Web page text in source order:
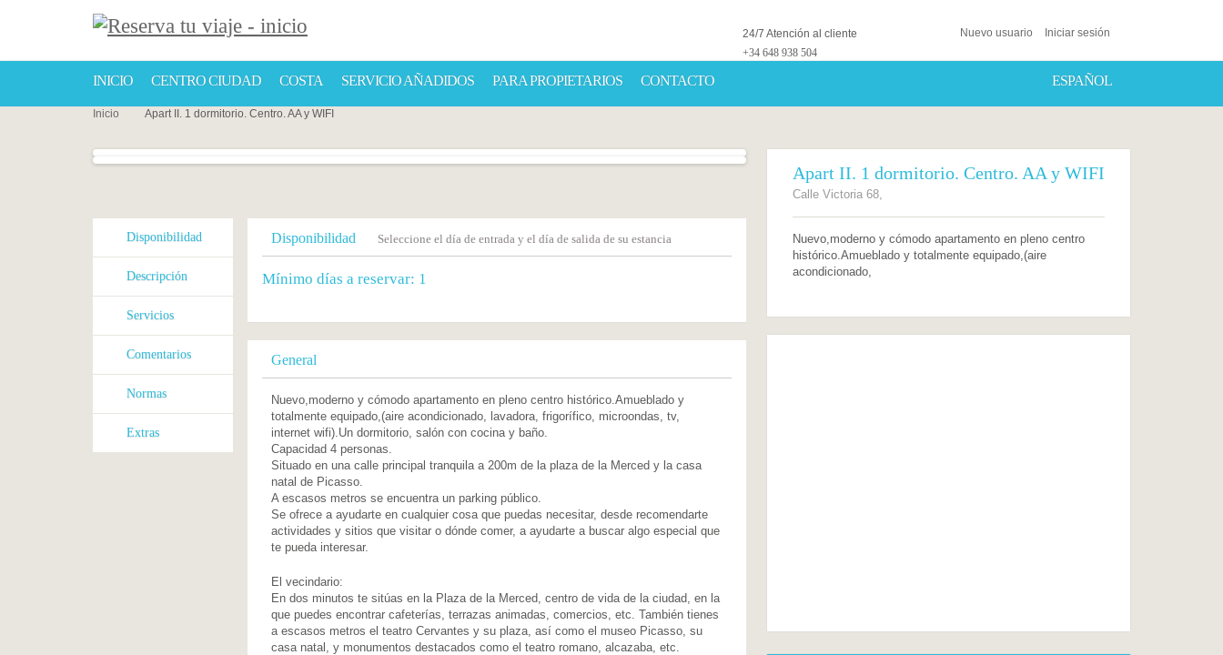
Nuevo usuario Iniciar sesión
24/7 Atención al cliente
+34 648 938 504
INICIO CENTRO CIUDAD COSTA SERVICIO AÑADIDOS PARA PROPIETARIOS CONTACTO ESPAÑOL
Inicio Apart II. 1 dormitorio. Centro. AA y WIFI
Disponibilidad
Descripción
Servicios
Comentarios
Normas
Extras
Disponibilidad Seleccione el día de entrada y el día de salida de su estancia
Mínimo días a reservar: 1
General
Nuevo,moderno y cómodo apartamento en pleno centro histórico.Amueblado y
totalmente equipado,(aire acondicionado, lavadora, frigorífico, microondas, tv,
internet wifi).Un dormitorio, salón con cocina y baño.
Capacidad 4 personas.
Situado en una calle principal tranquila a 200m de la plaza de la Merced y la casa
natal de Picasso.
A escasos metros se encuentra un parking público.
Se ofrece a ayudarte en cualquier cosa que puedas necesitar, desde recomendarte
actividades y sitios que visitar o dónde comer, a ayudarte a buscar algo especial que
te pueda interesar.
El vecindario:
En dos minutos te sitúas en la Plaza de la Merced, centro de vida de la ciudad, en la
que puedes encontrar cafeterías, terrazas animadas, comercios, etc. También tienes
a escasos metros el teatro Cervantes y su plaza, así como el museo Picasso, su
casa natal, y monumentos destacados como el teatro romano, alcazaba, etc.
Apart II. 1 dormitorio. Centro. AA y WIFI
Calle Victoria 68,
Nuevo,moderno y cómodo apartamento en pleno centro
histórico.Amueblado y totalmente equipado,(aire
acondicionado,